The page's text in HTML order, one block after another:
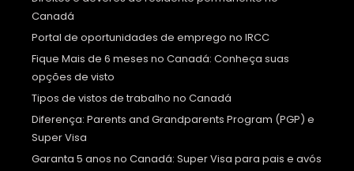
Canadá
Portal de oportunidades de emprego no IRCC
Fique Mais de 6 meses no Canadá: Conheça suas
opções de visto
Tipos de vistos de trabalho no Canadá
Diferença: Parents and Grandparents Program (PGP) e
Super Visa
Garanta 5 anos no Canadá: Super Visa para pais e avós